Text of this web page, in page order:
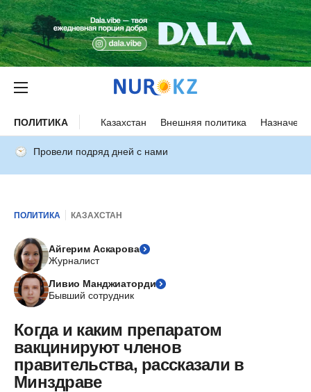
ПОЛИТИКА Казахстан Внешняя политика
Провели подряд дней с нами
ПОЛИТИКА КАЗАХСТАН
Айгерим Аскарова
Журналист
Ливио Манджиаторди
Бывший сотрудник
Когда и каким препаратом
вакцинируют членов
правительства, рассказали в
Минздраве